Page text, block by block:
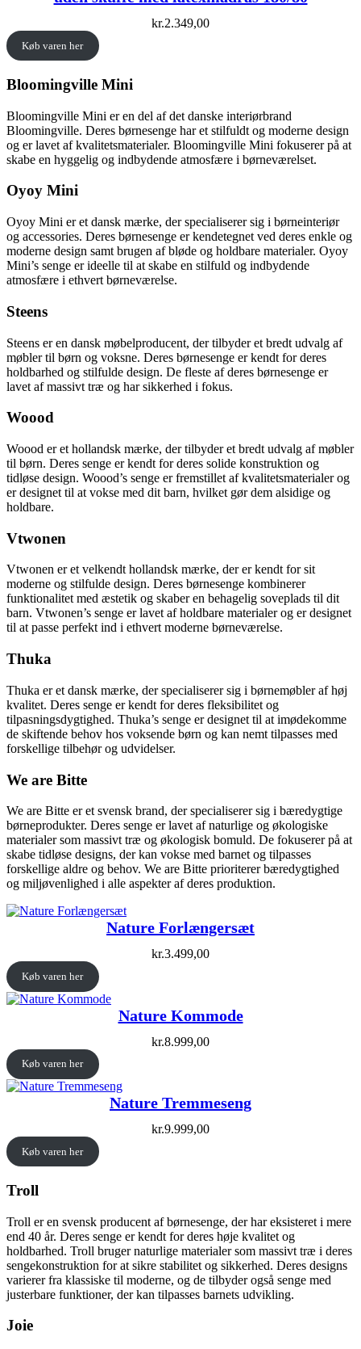
kr.2.349,00
Køb varen her
Bloomingville Mini
Bloomingville Mini er en del af det danske interiørbrand
Bloomingville. Deres børnesenge har et stilfuldt og moderne design
og er lavet af kvalitetsmaterialer. Bloomingville Mini fokuserer på at
skabe en hyggelig og indbydende atmosfære i børneværelset.
Oyoy Mini
Oyoy Mini er et dansk mærke, der specialiserer sig i børneinteriør
og accessories. Deres børnesenge er kendetegnet ved deres enkle og
moderne design samt brugen af bløde og holdbare materialer. Oyoy
Mini’s senge er ideelle til at skabe en stilfuld og indbydende
atmosfære i ethvert børneværelse.
Steens
Steens er en dansk møbelproducent, der tilbyder et bredt udvalg af
møbler til børn og voksne. Deres børnesenge er kendt for deres
holdbarhed og stilfulde design. De fleste af deres børnesenge er
lavet af massivt træ og har sikkerhed i fokus.
Woood
Woood er et hollandsk mærke, der tilbyder et bredt udvalg af møbler
til børn. Deres senge er kendt for deres solide konstruktion og
tidløse design. Woood’s senge er fremstillet af kvalitetsmaterialer og
er designet til at vokse med dit barn, hvilket gør dem alsidige og
holdbare.
Vtwonen
Vtwonen er et velkendt hollandsk mærke, der er kendt for sit
moderne og stilfulde design. Deres børnesenge kombinerer
funktionalitet med æstetik og skaber en behagelig soveplads til dit
barn. Vtwonen’s senge er lavet af holdbare materialer og er designet
til at passe perfekt ind i ethvert moderne børneværelse.
Thuka
Thuka er et dansk mærke, der specialiserer sig i børnemøbler af høj
kvalitet. Deres senge er kendt for deres fleksibilitet og
tilpasningsdygtighed. Thuka’s senge er designet til at imødekomme
de skiftende behov hos voksende børn og kan nemt tilpasses med
forskellige tilbehør og udvidelser.
We are Bitte
We are Bitte er et svensk brand, der specialiserer sig i bæredygtige
børneprodukter. Deres senge er lavet af naturlige og økologiske
materialer som massivt træ og økologisk bomuld. De fokuserer på at
skabe tidløse designs, der kan vokse med barnet og tilpasses
forskellige aldre og behov. We are Bitte prioriterer bæredygtighed
og miljøvenlighed i alle aspekter af deres produktion.
Nature Forlængersæt
kr.3.499,00
Køb varen her
Nature Kommode
kr.8.999,00
Køb varen her
Nature Tremmeseng
kr.9.999,00
Køb varen her
Troll
Troll er en svensk producent af børnesenge, der har eksisteret i mere
end 40 år. Deres senge er kendt for deres høje kvalitet og
holdbarhed. Troll bruger naturlige materialer som massivt træ i deres
sengekonstruktion for at sikre stabilitet og sikkerhed. Deres designs
varierer fra klassiske til moderne, og de tilbyder også senge med
justerbare funktioner, der kan tilpasses barnets udvikling.
Joie